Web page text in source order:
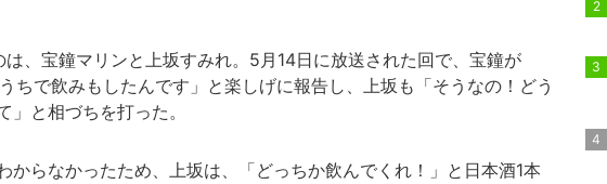
、宝鐘マリンと上坂すみれ。5月14日に放送された回で、宝鐘が
ちで飲みもしたんです」と楽しげに報告し、上坂も「そうなの！どう
」と相づちを打った。
らなかったため、上坂は、「どっちか飲んでくれ！」と日本酒1本